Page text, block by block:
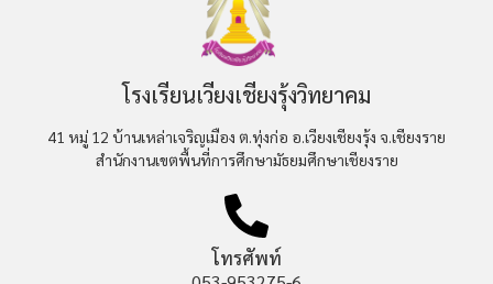
โรงเรียนเวียงเชียงรุ้งวิทยาคม
41 หมู่ 12 บ้านเหล่าเจริญเมือง ต.ทุ่งก่อ อ.เวียงเชียงรุ้ง จ.เชียงราย
สำนักงานเขตพื้นที่การศึกษามัธยมศึกษาเชียงราย
โทรศัพท์